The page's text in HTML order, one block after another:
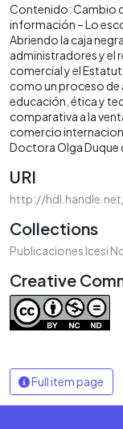
Contenido: Cambio
información – Lo
Abriendo la caja
administradores y el
comercial y el
como un proceso de
educación, ética y
comparativa a la
comercio
Doctora Olga Duque
URI
http://
Collections
Publicaciones Icesi
Creative
Full item page